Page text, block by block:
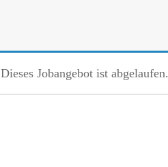
Dieses Jobangebot ist abgelaufen.